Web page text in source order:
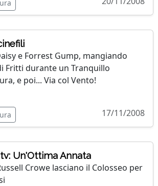
e Forrest Gump, mangiando
Fritti durante un Tranquillo
e poi... Via col Vento!
17/11/2008
Un'Ottima Annata
Crowe lasciano il Colosseo per